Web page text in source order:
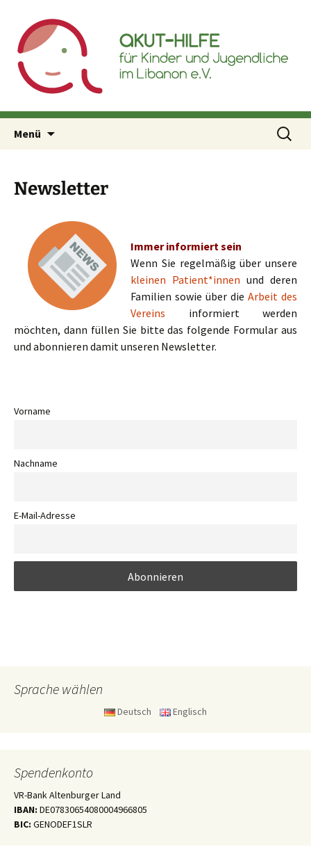
springenJugendliche im Libanon e.V.
Menü
Suchen
nach:
Newsletter
Immer informiert sein
Wenn Sie regelmäßig über unsere
kleinen Patient*innen und deren
Familien sowie über die Arbeit des
Vereins informiert werden
möchten, dann füllen Sie bitte das folgende Formular aus
und abonnieren damit unseren Newsletter.
Vorname
Nachname
E-Mail-Adresse
Sprache wählen
Deutsch Englisch
Spendenkonto
VR-Bank Altenburger Land
IBAN: DE07830654080004966805
BIC: GENODEF1SLR